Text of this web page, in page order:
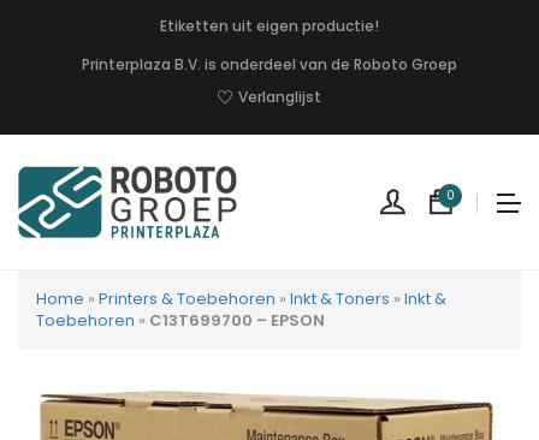
Etiketten uit eigen productie!
Printerplaza B.V. is onderdeel van de Roboto Groep
Verlanglijst
0
Home » Printers & Toebehoren » Inkt & Toners » Inkt &
Toebehoren » C13T699700 – EPSON